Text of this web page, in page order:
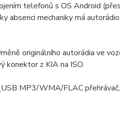
telefonů s OS Android
absenci mechaniky má
originálního autorádia ve
konektor z KIA na ISO.
USB MP3/WMA/FLAC